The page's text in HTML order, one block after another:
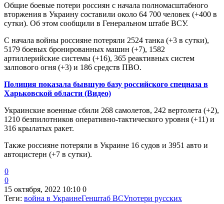
Общие боевые потери россиян с начала полномасштабного
вторжения в Украину составили около 64 700 человек (+400 в
сутки). Об этом сообщили в Генеральном штабе ВСУ.
С начала войны россияне потеряли 2524 танка (+3 в сутки),
5179 боевых бронированных машин (+7), 1582
артиллерийские системы (+16), 365 реактивных систем
залпового огня (+3) и 186 средств ПВО.
Полиция показала бывшую базу российского спецназа в
Харьковской области (Видео)
Украинские военные сбили 268 самолетов, 242 вертолета (+2),
1210 безпилотников оперативно-тактического уровня (+11) и
316 крылатых ракет.
Также россияне потеряли в Украине 16 судов и 3951 авто и
автоцистерн (+7 в сутки).
0
0
15 октября, 2022 10:10 0
Теги: война в УкраинеГенштаб ВСУпотери русских